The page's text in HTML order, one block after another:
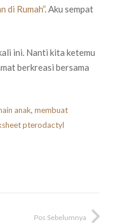
di Rumah”. Aku sempat
ini. Nanti kita ketemu
berkreasi bersama
anak, membuat
pterodactyl
Pos Sebelumnya